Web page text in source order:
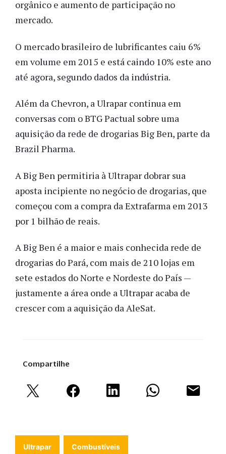
orgânico e aumento de participação no
mercado.
O mercado brasileiro de lubrificantes caiu 6%
em volume em 2015 e está caindo 10% este ano
até agora, segundo dados da indústria.
Além da Chevron, a Ulrapar continua em
conversas com o BTG Pactual sobre uma
aquisição da rede de drogarias Big Ben, parte da
Brazil Pharma.
A Big Ben permitiria à Ultrapar dobrar sua
aposta incipiente no negócio de drogarias, que
começou com a compra da Extrafarma em 2013
por 1 bilhão de reais.
A Big Ben é a maior e mais conhecida rede de
drogarias do Pará, com mais de 210 lojas em
sete estados do Norte e Nordeste do País —
justamente a área onde a Ultrapar acaba de
crescer com a aquisição da AleSat.
Compartilhe
Ultrapar Combustíveis